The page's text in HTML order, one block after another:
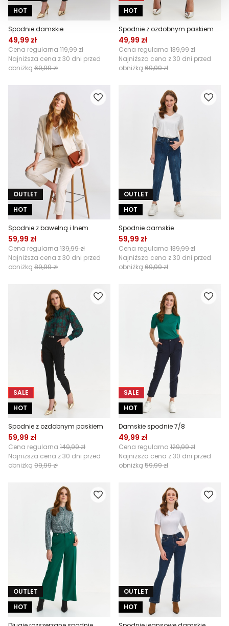
HOT
Spodnie damskie
49,99 zł
Cena regularna 119,99 zł
Najniższa cena z 30 dni przed
obniżką 69,99 zł
HOT
Spodnie z ozdobnym paskiem
49,99 zł
Cena regularna 139,99 zł
Najniższa cena z 30 dni przed
obniżką 69,99 zł
OUTLET
HOT
Spodnie z bawełną i lnem
59,99 zł
Cena regularna 139,99 zł
Najniższa cena z 30 dni przed
obniżką 89,99 zł
OUTLET
HOT
Spodnie damskie
59,99 zł
Cena regularna 139,99 zł
Najniższa cena z 30 dni przed
obniżką 69,99 zł
SALE
HOT
Spodnie z ozdobnym paskiem
59,99 zł
Cena regularna 149,99 zł
Najniższa cena z 30 dni przed
obniżką 99,99 zł
SALE
HOT
Damskie spodnie 7/8
49,99 zł
Cena regularna 129,99 zł
Najniższa cena z 30 dni przed
obniżką 59,99 zł
OUTLET
HOT
OUTLET
HOT